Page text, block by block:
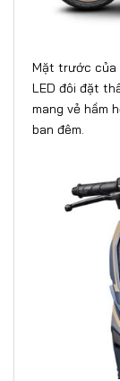
Mặt trước của
LED đôi đặt
mang vẻ hầm
ban đêm.